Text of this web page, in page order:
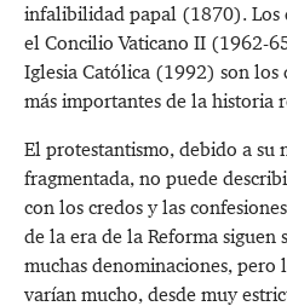
infalibilidad papal (1870). Los
el Concilio Vaticano II (1962-
Iglesia Católica (1992) son los
más importantes de la historia
El protestantismo, debido a su
fragmentada, no puede
con los credos y las
de la era de la Reforma siguen
muchas denominaciones, pero
varían mucho, desde muy